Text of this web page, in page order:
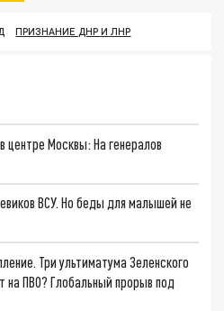
ПРИЗНАНИЕ ДНР И ЛНР
Москвы: На генералов
ВСУ. Но беды для малышей не
Три ультиматума Зеленского
на ПВО? Глобальный прорыв под